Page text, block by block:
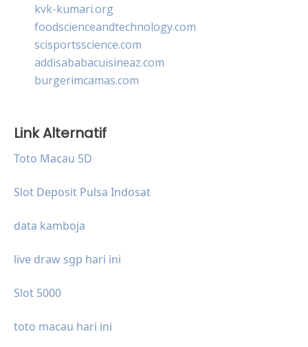
kvk-kumari.org
foodscienceandtechnology.com
scisportsscience.com
addisababacuisineaz.com
burgerimcamas.com
Link Alternatif
Toto Macau 5D
Slot Deposit Pulsa Indosat
data kamboja
live draw sgp hari ini
Slot 5000
toto macau hari ini